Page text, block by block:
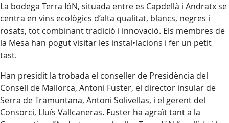
La bodega Terra IóN, situada entre es Capdellà i Andratx se
centra en vins ecològics d’alta qualitat, blancs, negres i
rosats, tot combinant tradició i innovació. Els membres de
la Mesa han pogut visitar les instal•lacions i fer un petit
tast.
Han presidit la trobada el conseller de Presidència del
Consell de Mallorca, Antoni Fuster, el director insular de
Serra de Tramuntana, Antoni Solivellas, i el gerent del
Consorci, Lluís Vallcaneras. Fuster ha agraït tant a la